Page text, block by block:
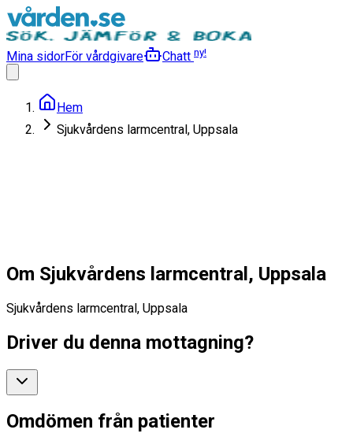
Mina sidorFör vårdgivare Chatt ny!
Hem
Sjukvårdens larmcentral, Uppsala
Om Sjukvårdens larmcentral, Uppsala
Sjukvårdens larmcentral, Uppsala
Driver du denna mottagning?
Omdömen från patienter